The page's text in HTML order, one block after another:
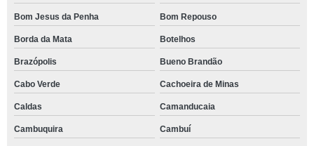
Bom Jesus da Penha Bom Repouso
Borda da Mata Botelhos
Brazópolis Bueno Brandão
Cabo Verde Cachoeira de Minas
Caldas Camanducaia
Cambuquira Cambuí